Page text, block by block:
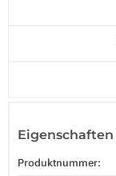
Eigenschaften
Produktnummer: